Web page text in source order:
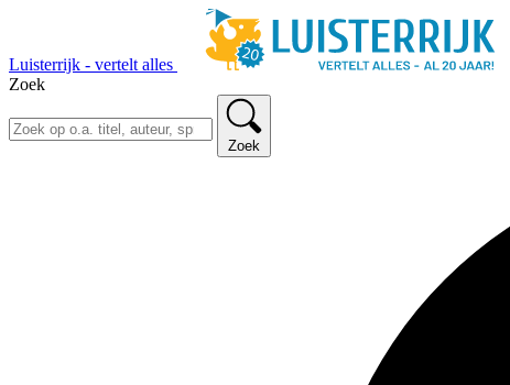
Luisterrijk - vertelt alles
Zoek
Zoek